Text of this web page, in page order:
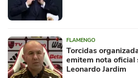
FLAMENGO
Torcidas
emitem nota oficial
Leonardo Jardim